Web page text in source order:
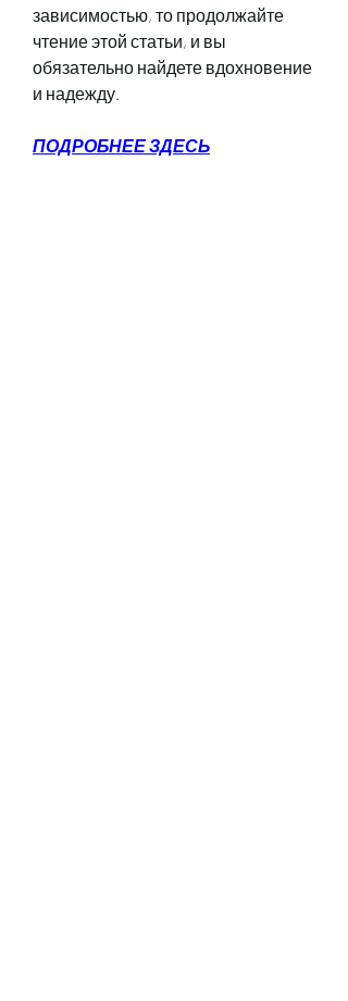
зависимостью, то продолжайте
чтение этой статьи, и вы
обязательно найдете вдохновение
и надежду.
ПОДРОБНЕЕ ЗДЕСЬ